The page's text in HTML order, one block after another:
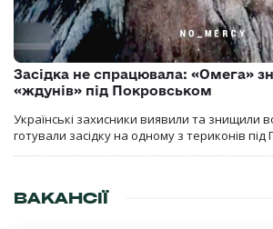
Засідка не спрацювала: «Омега»
«ждунів» під Покровськом
Українські захисники виявили та знищили
готували засідку на одному з териконів
ВАКАНСІЇ